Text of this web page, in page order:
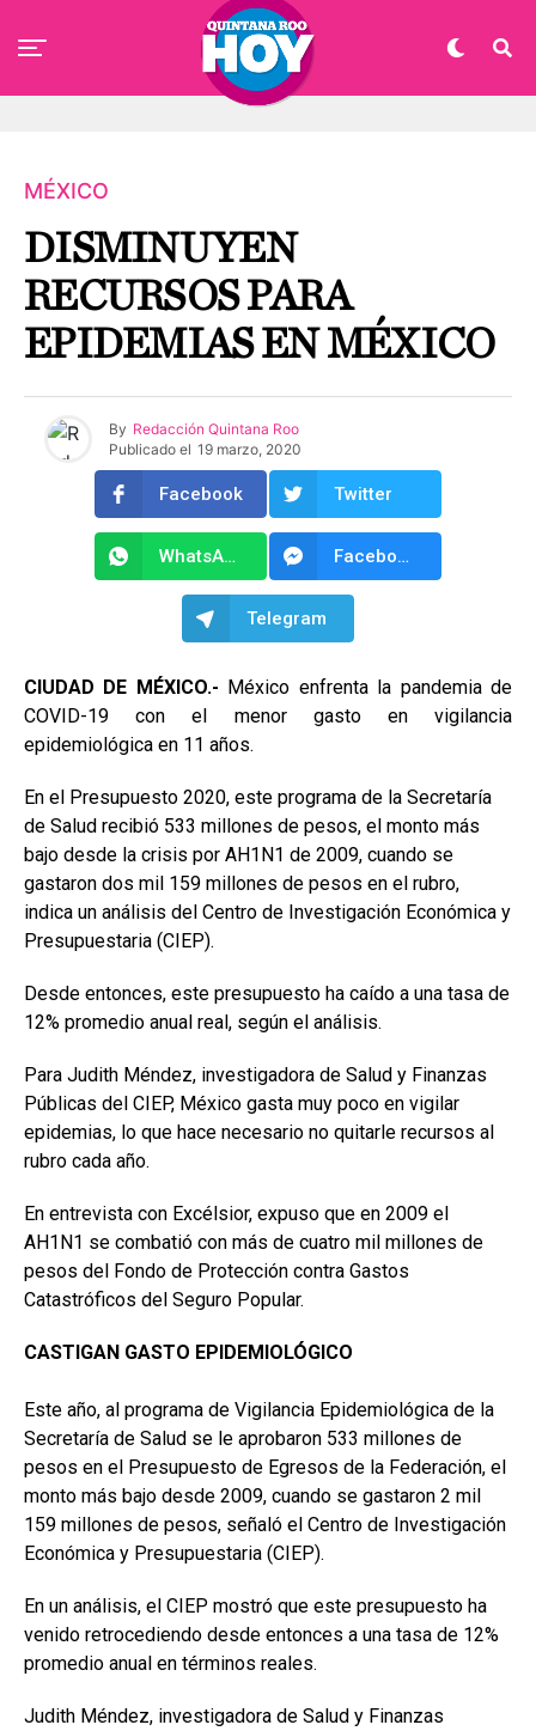
MÉXICO
DISMINUYEN
RECURSOS PARA
EPIDEMIAS EN MÉXICO
By Redacción Quintana Roo
Publicado el 19 marzo, 2020
Facebook Twitter
WhatsApp Facebook Messenger
Telegram
CIUDAD DE MÉXICO.- México enfrenta la pandemia de
COVID-19 con el menor gasto en vigilancia
epidemiológica en 11 años.
En el Presupuesto 2020, este programa de la Secretaría
de Salud recibió 533 millones de pesos, el monto más
bajo desde la crisis por AH1N1 de 2009, cuando se
gastaron dos mil 159 millones de pesos en el rubro,
indica un análisis del Centro de Investigación Económica y
Presupuestaria (CIEP).
Desde entonces, este presupuesto ha caído a una tasa de
12% promedio anual real, según el análisis.
Para Judith Méndez, investigadora de Salud y Finanzas
Públicas del CIEP, México gasta muy poco en vigilar
epidemias, lo que hace necesario no quitarle recursos al
rubro cada año.
En entrevista con Excélsior, expuso que en 2009 el
AH1N1 se combatió con más de cuatro mil millones de
pesos del Fondo de Protección contra Gastos
Catastróficos del Seguro Popular.
CASTIGAN GASTO EPIDEMIOLÓGICO
Este año, al programa de Vigilancia Epidemiológica de la
Secretaría de Salud se le aprobaron 533 millones de
pesos en el Presupuesto de Egresos de la Federación, el
monto más bajo desde 2009, cuando se gastaron 2 mil
159 millones de pesos, señaló el Centro de Investigación
Económica y Presupuestaria (CIEP).
En un análisis, el CIEP mostró que este presupuesto ha
venido retrocediendo desde entonces a una tasa de 12%
promedio anual en términos reales.
Judith Méndez, investigadora de Salud y Finanzas